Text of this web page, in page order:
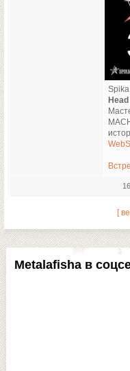
Metalafisha в
Head
[